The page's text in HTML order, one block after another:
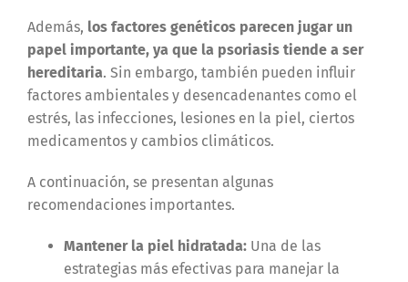
Además, los factores genéticos parecen jugar un
papel importante, ya que la psoriasis tiende a ser
hereditaria. Sin embargo, también pueden influir
factores ambientales y desencadenantes como el
estrés, las infecciones, lesiones en la piel, ciertos
medicamentos y cambios climáticos.
A continuación, se presentan algunas
recomendaciones importantes.
Mantener la piel hidratada: Una de las
estrategias más efectivas para manejar la